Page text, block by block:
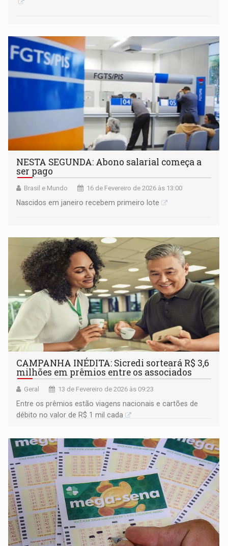
NESTA SEGUNDA: Abono salarial começa a
ser pago
Brasil e Mundo 16 de Fevereiro de 2026 às 13:00
Nascidos em janeiro recebem primeiro lote
CAMPANHA INÉDITA: Sicredi sorteará R$ 3,6
milhões em prêmios entre os associados
Geral 13 de Fevereiro de 2026 às 09:23
Entre os prêmios estão viagens nacionais e cartões de
débito no valor de R$ 1 mil cada